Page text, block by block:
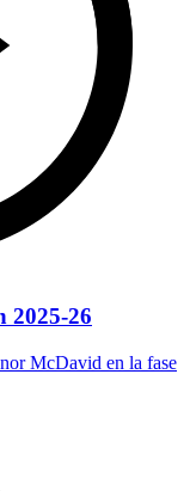
2025-26
McDavid en la fase